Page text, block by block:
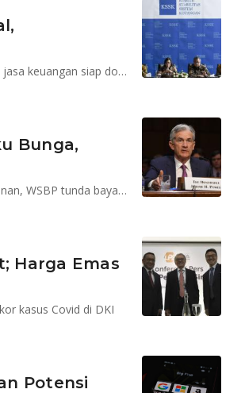
Ketua Dewan Komisioner OJK, Wimboh Santoso menyatakan industri jasa keuangan siap dorong pemulihan ekonomi
Bunga,
Penjaminan kredit korporasi diluncurkan, LPS pangkas bunga penjaminan, WSBP tunda bayar bunga obligasi, NPF fintech 5,1%
Harga Emas
kasus Covid di DKI
Potensi